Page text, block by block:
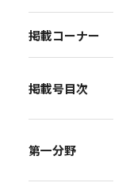
掲載コーナー
掲載号目次
第一分野